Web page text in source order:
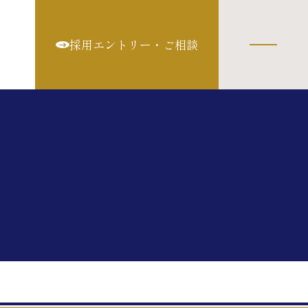
採用エントリー・ご相談